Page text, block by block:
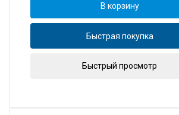
В корзину
Быстрая покупка
Быстрый просмотр